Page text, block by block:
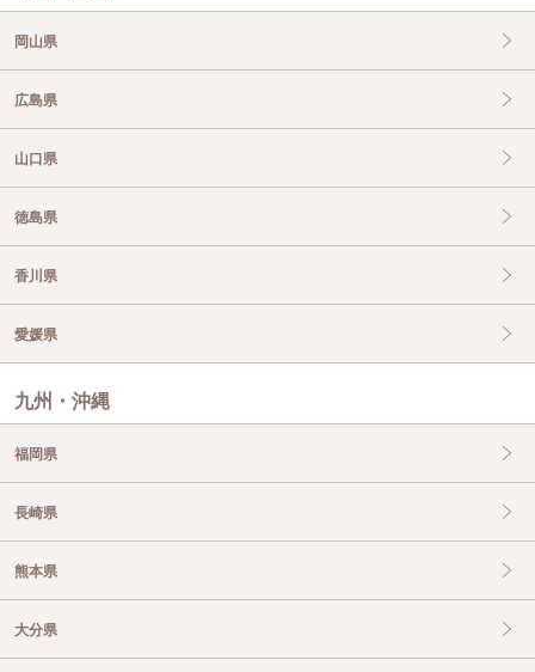
岡山県
広島県
山口県
徳島県
香川県
愛媛県
九州・沖縄
福岡県
長崎県
熊本県
大分県